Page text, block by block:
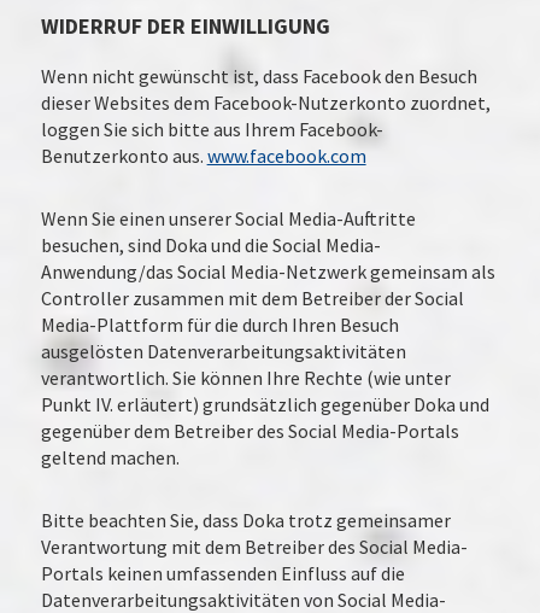
WIDERRUF DER EINWILLIGUNG
Wenn nicht gewünscht ist, dass Facebook den Besuch
dieser Websites dem Facebook-Nutzerkonto zuordnet,
loggen Sie sich bitte aus Ihrem Facebook-
Benutzerkonto aus. www.facebook.com
Wenn Sie einen unserer Social Media-Auftritte
besuchen, sind Doka und die Social Media-
Anwendung/das Social Media-Netzwerk gemeinsam als
Controller zusammen mit dem Betreiber der Social
Media-Plattform für die durch Ihren Besuch
ausgelösten Datenverarbeitungsaktivitäten
verantwortlich. Sie können Ihre Rechte (wie unter
Punkt IV. erläutert) grundsätzlich gegenüber Doka und
gegenüber dem Betreiber des Social Media-Portals
geltend machen.
Bitte beachten Sie, dass Doka trotz gemeinsamer
Verantwortung mit dem Betreiber des Social Media-
Portals keinen umfassenden Einfluss auf die
Datenverarbeitungsaktivitäten von Social Media-